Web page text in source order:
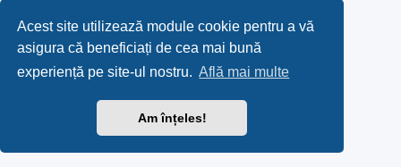
Acest site utilizează module cookie pentru a vă
asigura că beneficiați de cea mai bună
experiență pe site-ul nostru. Află mai multe
Am înțeles!